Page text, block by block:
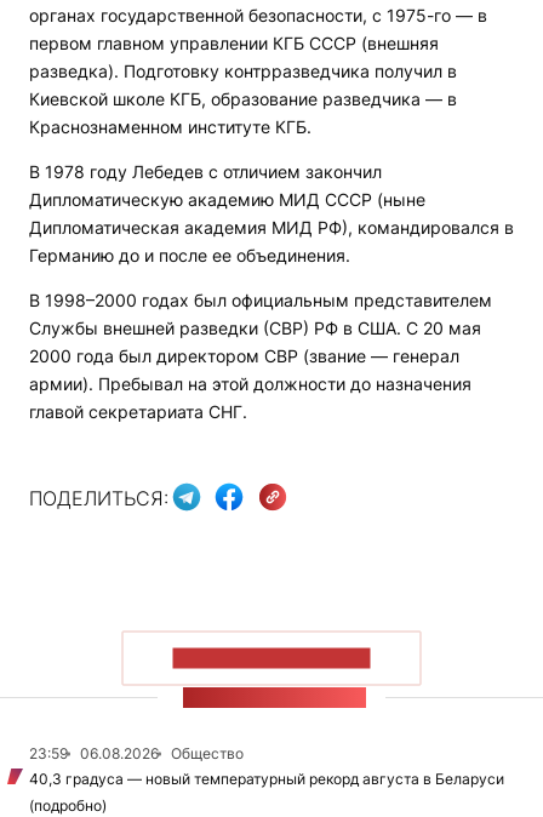
органах государственной безопасности, с 1975-го — в
первом главном управлении КГБ СССР (внешняя
разведка). Подготовку контрразведчика получил в
Киевской школе КГБ, образование разведчика — в
Краснознаменном институте КГБ.
В 1978 году Лебедев с отличием закончил
Дипломатическую академию МИД СССР (ныне
Дипломатическая академия МИД РФ), командировался в
Германию до и после ее объединения.
В 1998–2000 годах был официальным представителем
Службы внешней разведки (СВР) РФ в США. С 20 мая
2000 года был директором СВР (звание — генерал
армии). Пребывал на этой должности до назначения
главой секретариата СНГ.
ПОДЕЛИТЬСЯ:
23:59 06.08.2026
Общество
40,3 градуса — новый температурный рекорд августа в Беларуси
(подробно)